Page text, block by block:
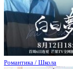
Романтика / Школа